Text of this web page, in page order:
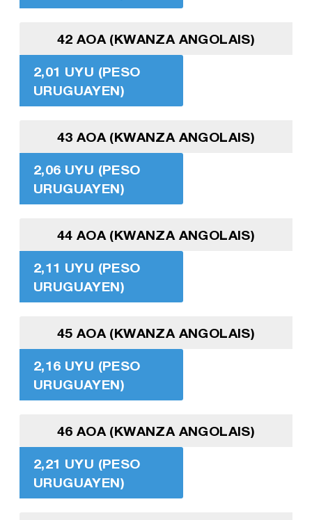
42 AOA (KWANZA ANGOLAIS)
2,01 UYU (PESO
URUGUAYEN)
43 AOA (KWANZA ANGOLAIS)
2,06 UYU (PESO
URUGUAYEN)
44 AOA (KWANZA ANGOLAIS)
2,11 UYU (PESO
URUGUAYEN)
45 AOA (KWANZA ANGOLAIS)
2,16 UYU (PESO
URUGUAYEN)
46 AOA (KWANZA ANGOLAIS)
2,21 UYU (PESO
URUGUAYEN)